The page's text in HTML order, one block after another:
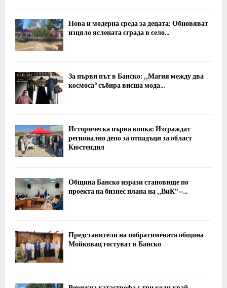
Нова и модерна среда за децата: Обновяват
изцяло яслената сграда в село...
За първи път в Банско: „Магия между два
космоса“ събира висша мода...
Историческа първа копка: Изграждат
регионално депо за отпадъци за област
Кюстендил
Община Банско изрази становище по
проекта на бизнес плана на „ВиК“ –...
Представители на побратимената община
Мойковац гостуват в Банско